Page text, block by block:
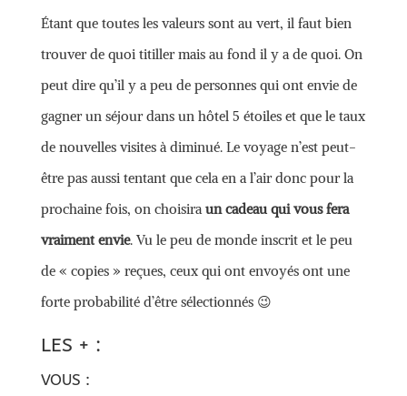
Étant que toutes les valeurs sont au vert, il faut bien
trouver de quoi titiller mais au fond il y a de quoi. On
peut dire qu’il y a peu de personnes qui ont envie de
gagner un séjour dans un hôtel 5 étoiles et que le taux
de nouvelles visites à diminué. Le voyage n’est peut-
être pas aussi tentant que cela en a l’air donc pour la
prochaine fois, on choisiraun cadeau qui vous fera
vraiment envie. Vu le peu de monde inscrit et le peu
de « copies » reçues, ceux qui ont envoyés ont une
forte probabilité d’être sélectionnés 😉
LES + :
VOUS :